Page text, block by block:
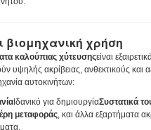
χρήση
καλούπιας χύτευσηςείναι
υψηλής ακρίβειας, ανθεκτικούς και
αυτοκινήτων:
Ιδανικό για δημιουργίαΣυστατικά
μεταφοράς, και άλλα εξαρτήματα